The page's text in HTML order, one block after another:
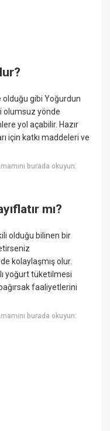
olduğu gibi Yoğurdun
olumsuz yönde
yol açabilir. Hazır
için katkı maddeleri ve
burada okuyun:
mı?
olduğu bilinen bir
kolaylaşmış olur.
yoğurt tüketilmesi
faaliyetlerini
burada okuyun: